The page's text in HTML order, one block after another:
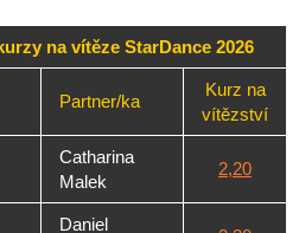
na vítěze StarDance 2026
Partner/ka
Kurz na
vítězství
Catharina
Malek
2,20
Daniel